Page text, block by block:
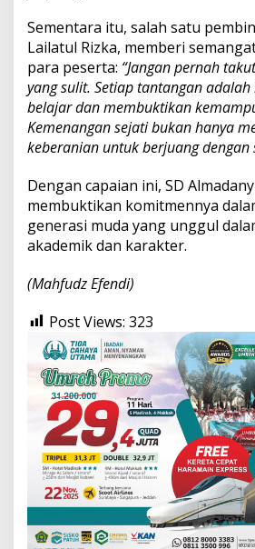
Sementara itu, salah satu
Lailatul Rizka, memberi
para peserta: “Jangan pernah
yang sulit. Setiap tantangan
belajar dan membuktikan
Kemenangan sejati bukan hanya
keberanian untuk berjuang dengan
Dengan capaian ini, SD
membuktikan komitmennya
generasi muda yang unggul
akademik dan karakter.
(Mahfudz Efendi)
Post Views: 323